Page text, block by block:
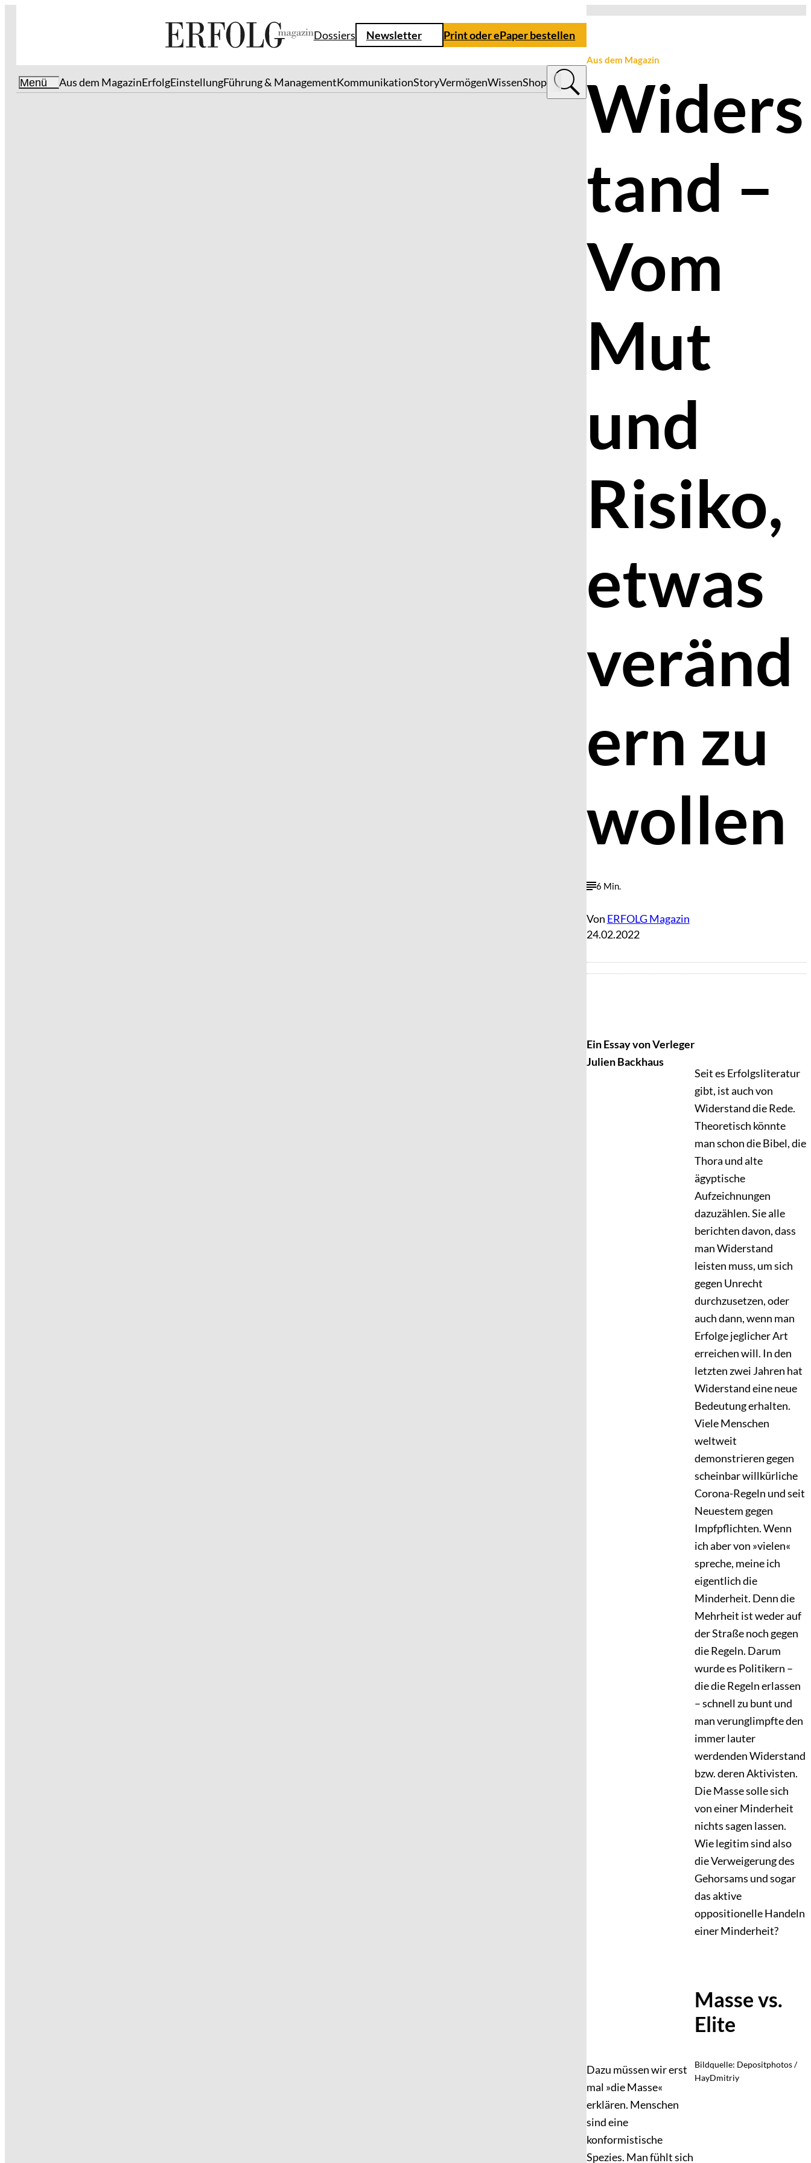
Dossiers Newsletter Print oder ePaper bestellen
Menü Aus dem MagazinErfolgEinstellungFührung & ManagementKommunikationStoryVermögenWissenShop
Aus dem Magazin
Widers
tand –
Vom
Mut
und
Risiko,
etwas
veränd
ern zu
wollen
6 Min.
Von ERFOLG Magazin
24.02.2022
Ein Essay von Verleger
Julien Backhaus
Seit es Erfolgsliteratur
gibt, ist auch von
Widerstand die Rede.
Theoretisch könnte
man schon die Bibel, die
Thora und alte
ägyptische
Aufzeichnungen
dazuzählen. Sie alle
berichten davon, dass
man Widerstand
leisten muss, um sich
gegen Unrecht
durchzusetzen, oder
auch dann, wenn man
Erfolge jeglicher Art
erreichen will. In den
letzten zwei Jahren hat
Widerstand eine neue
Bedeutung erhalten.
Viele Menschen
weltweit
demonstrieren gegen
scheinbar willkürliche
Corona-Regeln und seit
Neuestem gegen
Impfpflichten. Wenn
ich aber von »vielen«
spreche, meine ich
eigentlich die
Minderheit. Denn die
Mehrheit ist weder auf
der Straße noch gegen
die Regeln. Darum
wurde es Politikern –
die die Regeln erlassen
– schnell zu bunt und
man verunglimpfte den
immer lauter
werdenden Widerstand
bzw. deren Aktivisten.
Die Masse solle sich
von einer Minderheit
nichts sagen lassen.
Wie legitim sind also
die Verweigerung des
Gehorsams und sogar
das aktive
oppositionelle Handeln
einer Minderheit?
Masse vs.
Elite
Dazu müssen wir erst
mal »die Masse«
erklären. Menschen
sind eine
konformistische
Spezies. Man fühlt sich
Bildquelle: Depositphotos /
HayDmitriy